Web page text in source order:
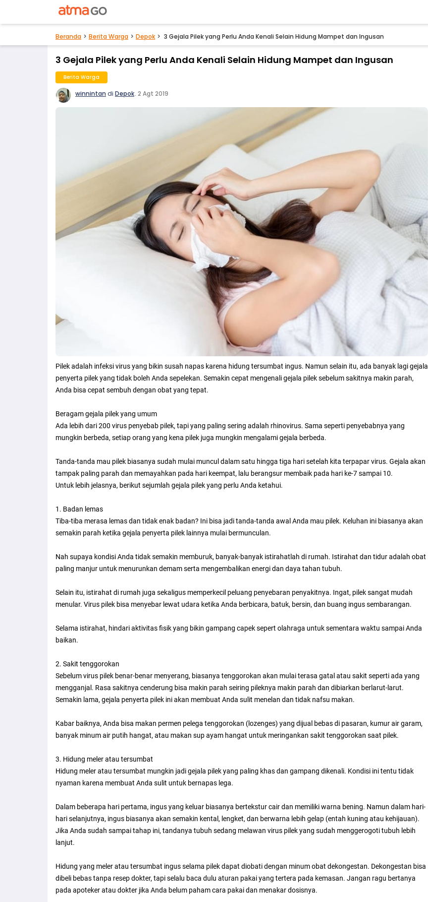
Beranda Berita Warga Depok 3 Gejala Pilek yang Perlu Anda Kenali Selain Hidung Mampet dan Ingusan
3 Gejala Pilek yang Perlu Anda Kenali Selain Hidung Mampet dan Ingusan
Berita Warga
winnintan di Depok. 2 Agt 2019
Pilek adalah infeksi virus yang bikin susah napas karena hidung tersumbat ingus. Namun selain itu, ada banyak lagi gejala
penyerta pilek yang tidak boleh Anda sepelekan. Semakin cepat mengenali gejala pilek sebelum sakitnya makin parah,
Anda bisa cepat sembuh dengan obat yang tepat.
Beragam gejala pilek yang umum
Ada lebih dari 200 virus penyebab pilek, tapi yang paling sering adalah rhinovirus. Sama seperti penyebabnya yang
mungkin berbeda, setiap orang yang kena pilek juga mungkin mengalami gejala berbeda.
Tanda-tanda mau pilek biasanya sudah mulai muncul dalam satu hingga tiga hari setelah kita terpapar virus. Gejala akan
tampak paling parah dan memayahkan pada hari keempat, lalu berangsur membaik pada hari ke-7 sampai 10.
Untuk lebih jelasnya, berikut sejumlah gejala pilek yang perlu Anda ketahui.
1. Badan lemas
Tiba-tiba merasa lemas dan tidak enak badan? Ini bisa jadi tanda-tanda awal Anda mau pilek. Keluhan ini biasanya akan
semakin parah ketika gejala penyerta pilek lainnya mulai bermunculan.
Nah supaya kondisi Anda tidak semakin memburuk, banyak-banyak istirahatlah di rumah. Istirahat dan tidur adalah obat
paling manjur untuk menurunkan demam serta mengembalikan energi dan daya tahan tubuh.
Selain itu, istirahat di rumah juga sekaligus memperkecil peluang penyebaran penyakitnya. Ingat, pilek sangat mudah
menular. Virus pilek bisa menyebar lewat udara ketika Anda berbicara, batuk, bersin, dan buang ingus sembarangan.
Selama istirahat, hindari aktivitas fisik yang bikin gampang capek sepert olahraga untuk sementara waktu sampai Anda
baikan.
2. Sakit tenggorokan
Sebelum virus pilek benar-benar menyerang, biasanya tenggorokan akan mulai terasa gatal atau sakit seperti ada yang
mengganjal. Rasa sakitnya cenderung bisa makin parah seiring pileknya makin parah dan dibiarkan berlarut-larut.
Semakin lama, gejala penyerta pilek ini akan membuat Anda sulit menelan dan tidak nafsu makan.
Kabar baiknya, Anda bisa makan permen pelega tenggorokan (lozenges) yang dijual bebas di pasaran, kumur air garam,
banyak minum air putih hangat, atau makan sup ayam hangat untuk meringankan sakit tenggorokan saat pilek.
3. Hidung meler atau tersumbat
Hidung meler atau tersumbat mungkin jadi gejala pilek yang paling khas dan gampang dikenali. Kondisi ini tentu tidak
nyaman karena membuat Anda sulit untuk bernapas lega.
Dalam beberapa hari pertama, ingus yang keluar biasanya bertekstur cair dan memiliki warna bening. Namun dalam hari-
hari selanjutnya, ingus biasanya akan semakin kental, lengket, dan berwarna lebih gelap (entah kuning atau kehijauan).
Jika Anda sudah sampai tahap ini, tandanya tubuh sedang melawan virus pilek yang sudah menggerogoti tubuh lebih
lanjut.
Hidung yang meler atau tersumbat ingus selama pilek dapat diobati dengan minum obat dekongestan. Dekongestan bisa
dibeli bebas tanpa resep dokter, tapi selalu baca dulu aturan pakai yang tertera pada kemasan. Jangan ragu bertanya
pada apoteker atau dokter jika Anda belum paham cara pakai dan menakar dosisnya.